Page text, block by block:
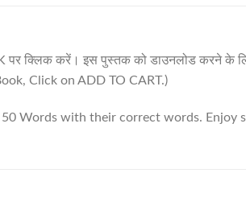
पर क्लिक करें। इस पुस्तक को डाउनलोड करने के
Click on ADD TO CART.)
Words with their correct words. Enjoy